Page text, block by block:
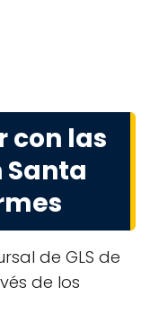
con las
Santa
de GLS de
de los